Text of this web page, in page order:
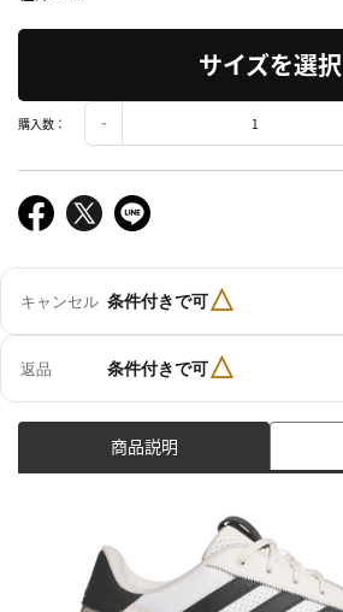
サイズを選択
購入数：
キャンセル 条件付きで可△
返品 条件付きで可△
商品説明